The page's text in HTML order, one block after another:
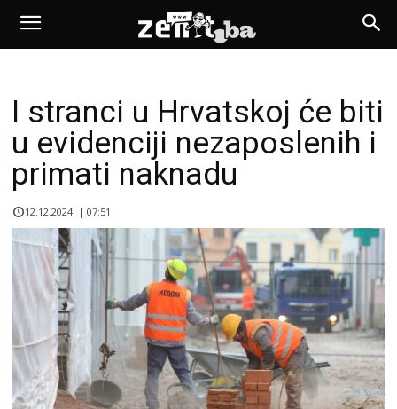
I stranci u Hrvatskoj će biti
u evidenciji nezaposlenih i
primati naknadu
12.12.2024. | 07:51